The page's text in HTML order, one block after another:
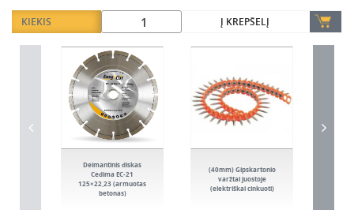
KIEKIS Į KREPŠELĮ
Deimantinis diskas
Cedima EC-21
125×22,23 (armuotas
betonas)
(40mm) Gipskartonio
varžtai juostoje
(elektriškai cinkuoti)